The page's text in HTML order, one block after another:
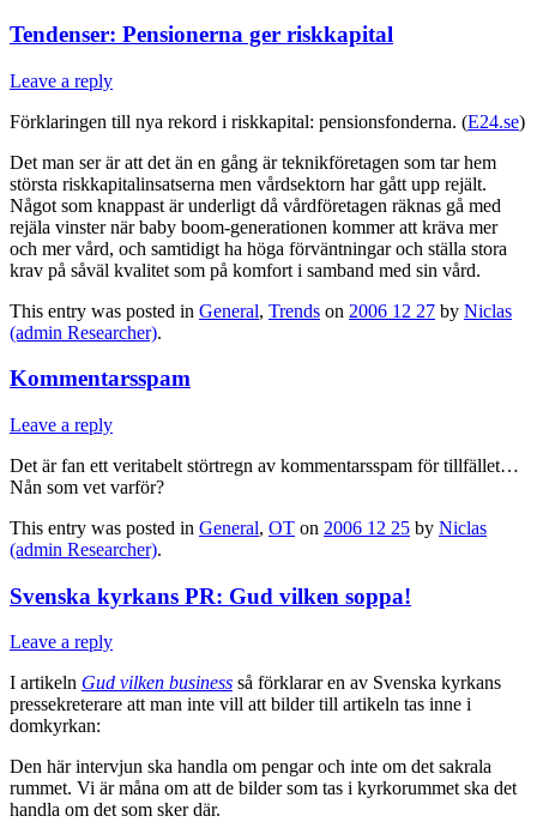
Tendenser: Pensionerna ger riskkapital
Leave a reply
Förklaringen till nya rekord i riskkapital: pensionsfonderna. (E24.se)
Det man ser är att det än en gång är teknikföretagen som tar hem
största riskkapitalinsatserna men vårdsektorn har gått upp rejält.
Något som knappast är underligt då vårdföretagen räknas gå med
rejäla vinster när baby boom-generationen kommer att kräva mer
och mer vård, och samtidigt ha höga förväntningar och ställa stora
krav på såväl kvalitet som på komfort i samband med sin vård.
This entry was posted in General, Trends on 2006 12 27 by Niclas
(admin Researcher).
Kommentarsspam
Leave a reply
Det är fan ett veritabelt störtregn av kommentarsspam för tillfället…
Nån som vet varför?
This entry was posted in General, OT on 2006 12 25 by Niclas
(admin Researcher).
Svenska kyrkans PR: Gud vilken soppa!
Leave a reply
I artikeln Gud vilken business så förklarar en av Svenska kyrkans
pressekreterare att man inte vill att bilder till artikeln tas inne i
domkyrkan:
Den här intervjun ska handla om pengar och inte om det sakrala
rummet. Vi är måna om att de bilder som tas i kyrkorummet ska det
handla om det som sker där.